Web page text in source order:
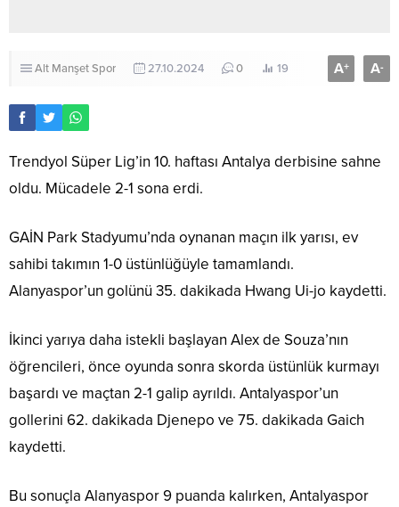
Alt ManşetSpor 27.10.2024 0 19 A+ A-
Trendyol Süper Lig’in 10. haftası Antalya derbisine sahne
oldu. Mücadele 2-1 sona erdi.
GAİN Park Stadyumu’nda oynanan maçın ilk yarısı, ev
sahibi takımın 1-0 üstünlüğüyle tamamlandı.
Alanyaspor’un golünü 35. dakikada Hwang Ui-jo kaydetti.
İkinci yarıya daha istekli başlayan Alex de Souza’nın
öğrencileri, önce oyunda sonra skorda üstünlük kurmayı
başardı ve maçtan 2-1 galip ayrıldı. Antalyaspor’un
gollerini 62. dakikada Djenepo ve 75. dakikada Gaich
kaydetti.
Bu sonuçla Alanyaspor 9 puanda kalırken, Antalyaspor